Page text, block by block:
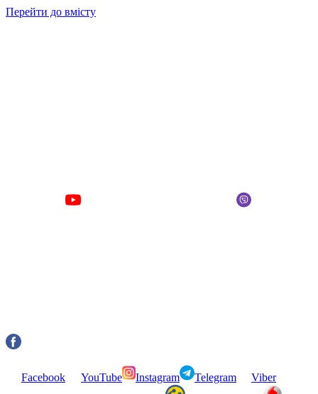
Перейти до вмісту
Facebook YouTube Instagram Telegram
Viber